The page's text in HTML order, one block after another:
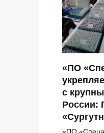
«ПО
с
России:
«ПО